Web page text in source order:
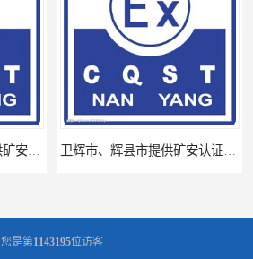
您是第1143195位访客